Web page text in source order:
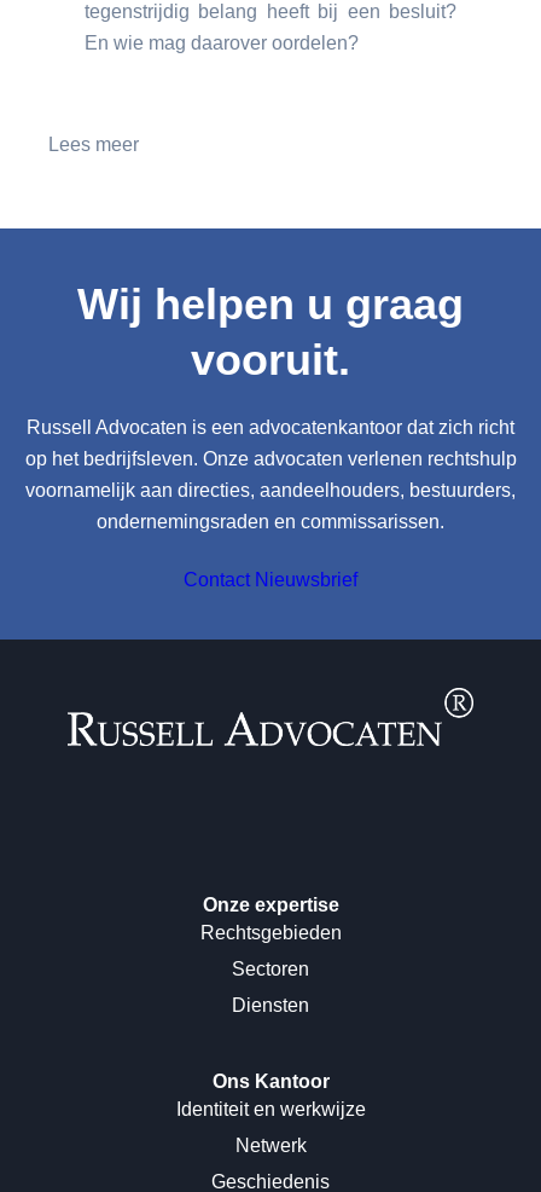
tegenstrijdig belang heeft bij een besluit?
En wie mag daarover oordelen?
Lees meer
Wij helpen u graag
vooruit.
Russell Advocaten is een advocatenkantoor dat zich richt
op het bedrijfsleven. Onze advocaten verlenen rechtshulp
voornamelijk aan directies, aandeelhouders, bestuurders,
ondernemingsraden en commissarissen.
Contact Nieuwsbrief
Onze expertise
Rechtsgebieden
Sectoren
Diensten
Ons Kantoor
Identiteit en werkwijze
Netwerk
Geschiedenis